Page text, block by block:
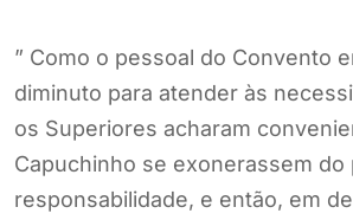
” Como o pessoal do Convento
diminuto para atender às
os Superiores acharam
Capuchinho se exonerassem do
responsabilidade, e então, em